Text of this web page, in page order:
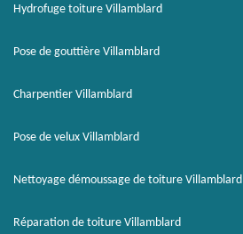
Hydrofuge toiture Villamblard
Pose de gouttière Villamblard
Charpentier Villamblard
Pose de velux Villamblard
Nettoyage démoussage de toiture Villamblard
Réparation de toiture Villamblard